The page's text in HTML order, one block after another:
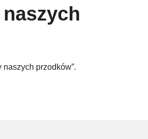
naszych przodków”.